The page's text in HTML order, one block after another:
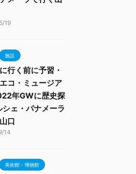
19
施設
行く前に予習・
コ・ミュージア
年GWに歴史探
ェ・パナメーラ
口
14
美術館・博物館